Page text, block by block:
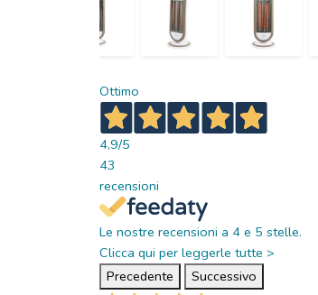
Ottimo
4,9/5
43
recensioni
Le nostre recensioni a 4 e 5 stelle.
Clicca qui per leggerle tutte >
Precedente
Successivo